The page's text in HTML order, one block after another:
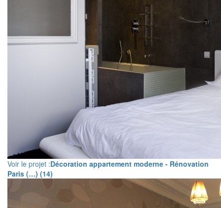
Voir le projet :Décoration appartement moderne - Rénovation
Paris (…) (14)